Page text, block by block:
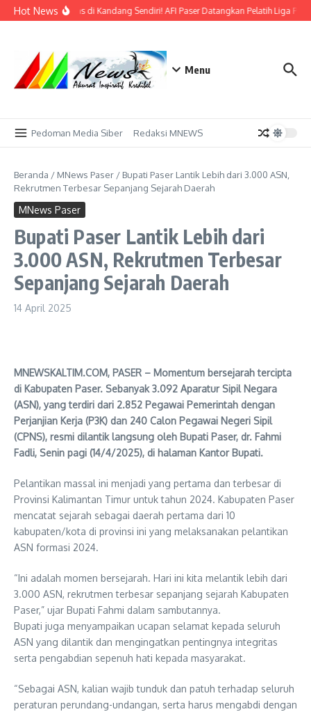
Lewati ke konten
Hot NewsBidik Emas di Kandang Sendiri! AFI Paser Datangkan Pelatih Liga
Menu
Pedoman Media Siber Redaksi MNEWS
Beranda / MNews Paser / Bupati Paser Lantik Lebih dari 3.000 ASN,
Rekrutmen Terbesar Sepanjang Sejarah Daerah
MNews Paser
Bupati Paser Lantik Lebih dari
3.000 ASN, Rekrutmen Terbesar
Sepanjang Sejarah Daerah
14 April 2025
MNEWSKALTIM.COM, PASER – Momentum bersejarah tercipta
di Kabupaten Paser. Sebanyak 3.092 Aparatur Sipil Negara
(ASN), yang terdiri dari 2.852 Pegawai Pemerintah dengan
Perjanjian Kerja (P3K) dan 240 Calon Pegawai Negeri Sipil
(CPNS), resmi dilantik langsung oleh Bupati Paser, dr. Fahmi
Fadli, Senin pagi (14/4/2025), di halaman Kantor Bupati.
Pelantikan massal ini menjadi yang pertama dan terbesar di
Provinsi Kalimantan Timur untuk tahun 2024. Kabupaten Paser
mencatat sejarah sebagai daerah pertama dari 10
kabupaten/kota di provinsi ini yang melaksanakan pelantikan
ASN formasi 2024.
“Ini adalah momen bersejarah. Hari ini kita melantik lebih dari
3.000 ASN, rekrutmen terbesar sepanjang sejarah Kabupaten
Paser,” ujar Bupati Fahmi dalam sambutannya.
Bupati juga menyampaikan ucapan selamat kepada seluruh
ASN yang dilantik dan mengingatkan pentingnya integritas
serta pengabdian sepenuh hati kepada masyarakat.
“Sebagai ASN, kalian wajib tunduk dan patuh terhadap seluruh
peraturan perundang-undangan, serta harus mengabdi dengan